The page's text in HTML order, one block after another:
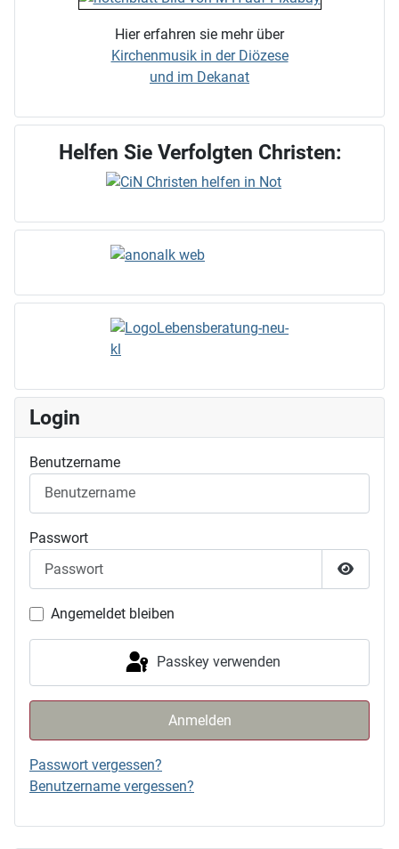
Hier erfahren sie mehr über
Kirchenmusik in der Diözese
und im Dekanat
Helfen Sie Verfolgten Christen:
Login
Benutzername
Passwort
Angemeldet bleiben
Passkey verwenden
Anmelden
Passwort vergessen?
Benutzername vergessen?